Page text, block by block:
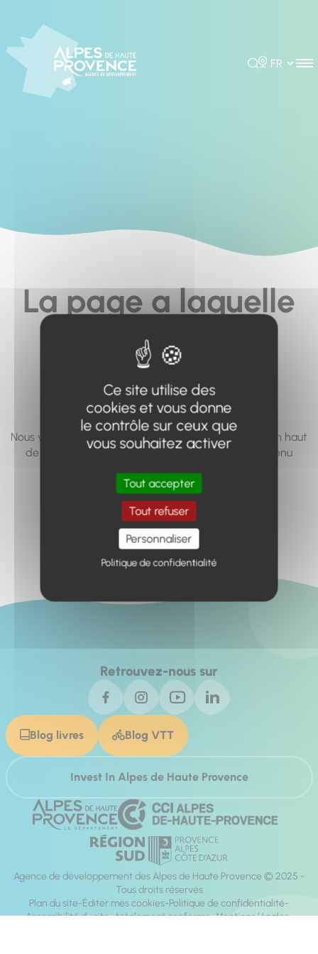
Rechercher
Choisir la
La page a laquelle
vous cherchez à
accéder n'existe
pas... ou plus.
Nous vous invitons à utiliser le moteur de recherche en haut
de page, ou à utiliser le menu pour trouver le contenu
Retour à l'accueil
Retrouvez-nous sur
Blog livres Blog VTT
Invest In Alpes de Haute Provence
Agence de développement des Alpes de Haute Provence © 2025 -
Tous droits réservés
Plan du site Éditer mes cookies Politique de confidentialité
Accessibilité du site : totalement conforme Mentions légales
Ce site utilise des
cookies et vous donne
le contrôle sur ceux que
vous souhaitez activer
Tout accepter
Tout refuser
Personnaliser
Politique de confidentialité